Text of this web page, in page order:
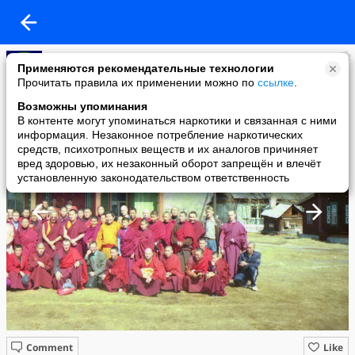
Применяются рекомендательные технологии
Прочитать правила их применении можно по ссылке
Возможны упоминания
В контенте могут упоминаться наркотики и связанная с ними
информация. Незаконное потребление наркотических
средств, психотропных веществ и их аналогов причиняет
вред здоровью, их незаконный оборот запрещён и влечёт
установленную законодательством ответственность
Сукхавати
added a photo
26 Jul в 11:01
Like
Comment